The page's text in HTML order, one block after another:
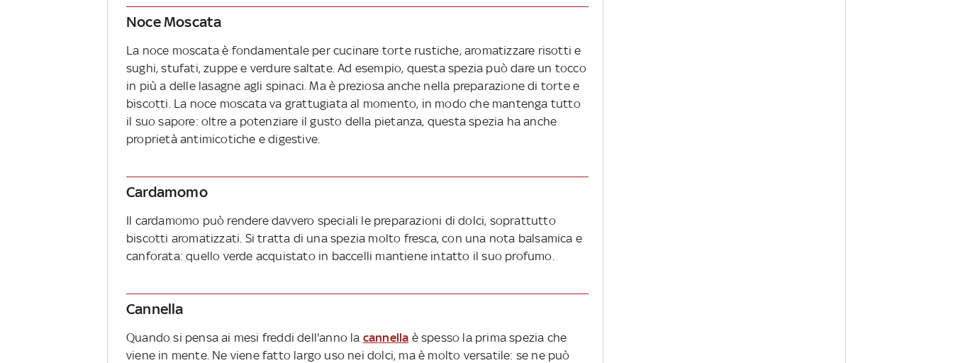
Noce Moscata
La noce moscata è fondamentale per cucinare torte rustiche, aromatizzare risotti e
sughi, stufati, zuppe e verdure saltate. Ad esempio, questa spezia può dare un tocco
in più a delle lasagne agli spinaci. Ma è preziosa anche nella preparazione di torte e
biscotti. La noce moscata va grattugiata al momento, in modo che mantenga tutto
il suo sapore: oltre a potenziare il gusto della pietanza, questa spezia ha anche
proprietà antimicotiche e digestive.
Cardamomo
Il cardamomo può rendere davvero speciali le preparazioni di dolci, soprattutto
biscotti aromatizzati. Si tratta di una spezia molto fresca, con una nota balsamica e
canforata: quello verde acquistato in baccelli mantiene intatto il suo profumo.
Cannella
Quando si pensa ai mesi freddi dell'anno la cannella è spesso la prima spezia che
viene in mente. Ne viene fatto largo uso nei dolci, ma è molto versatile: se ne può